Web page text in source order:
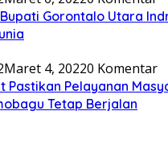
Gorontalo Utara
Maret 4, 20220 Komentar
Pastikan Pelayanan
Tetap Berjalan